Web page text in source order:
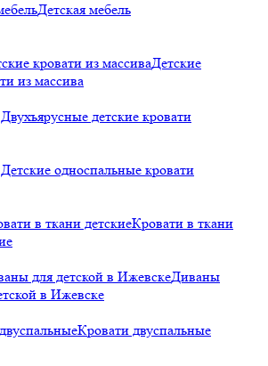
Детская мебель
Детские
из массива
Двухъярусные детские кровати
Детские односпальные кровати
Кровати в ткани
Диваны
в Ижевске
Кровати двуспальные